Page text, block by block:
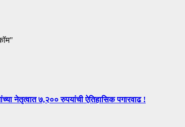
नेतृत्वात ७,२०० रुपयांची ऐतिहासिक पगारवाढ !